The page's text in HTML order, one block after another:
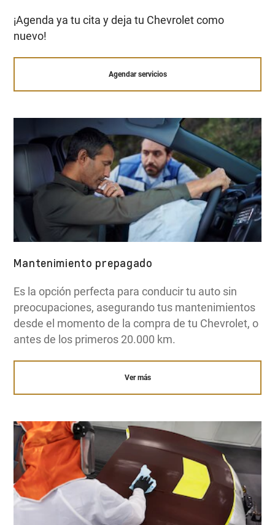
¡Agenda ya tu cita y deja tu Chevrolet como
nuevo!
Agendar servicios
Mantenimiento prepagado
Es la opción perfecta para conducir tu auto sin
preocupaciones, asegurando tus mantenimientos
desde el momento de la compra de tu Chevrolet, o
antes de los primeros 20.000 km.
Ver más